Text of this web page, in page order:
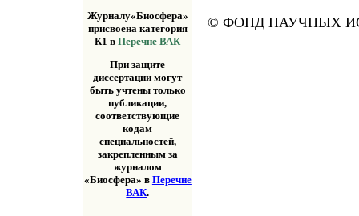
Журналу«Биосфера»
присвоена категория
К1 вПеречне ВАК
При защите
диссертации могут
быть учтены только
публикации,
соответствующие
кодам
специальностей,
закрепленным за
журналом
«Биосфера» в Перечне
ВАК.
© ФОНД НАУЧНЫХ